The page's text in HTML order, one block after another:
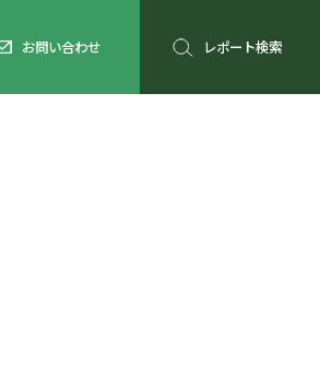
お問い合わせ レポート検索